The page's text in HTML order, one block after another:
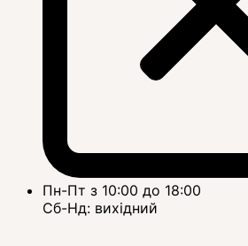
Пн-Пт з 10:00 до 18:00
Сб-Нд: вихідний